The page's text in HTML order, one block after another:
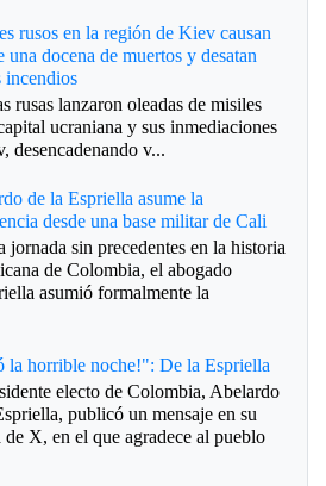
rusos en la región de Kiev causan
una docena de muertos y desatan
incendios
rusas lanzaron oleadas de misiles
ucraniana y sus inmediaciones
desencadenando v...
de la Espriella asume la
desde una base militar de Cali
jornada sin precedentes en la historia
de Colombia, el abogado
asumió formalmente la
la horrible noche!": De la Espriella
electo de Colombia, Abelardo
publicó un mensaje en su
de X, en el que agradece al pueblo